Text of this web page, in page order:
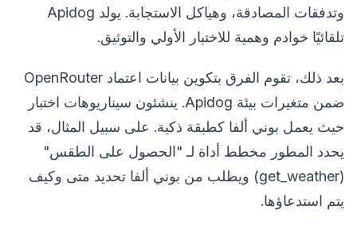
وتدفقات المصادقة، وهياكل الاستجابة. يولد Apidog
تلقائيًا خوادم وهمية للاختبار الأولي والتوثيق.
بعد ذلك، تقوم الفرق بتكوين بيانات اعتماد OpenRouter
ضمن متغيرات بيئة Apidog. ينشئون سيناريوهات اختبار
حيث يعمل بوني ألفا كطبقة ذكية. على سبيل المثال، قد
يحدد المطور مخطط أداة لـ "الحصول على الطقس"
(get_weather) ويطلب من بوني ألفا تحديد متى وكيف
يتم استدعاؤها.